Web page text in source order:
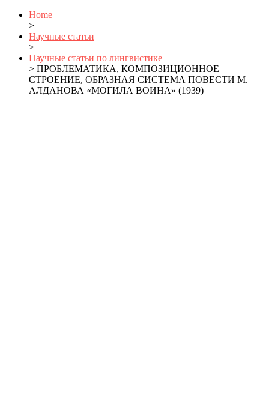
Home
>
Научные статьи
>
Научные статьи по лингвистике
> ПРОБЛЕМАТИКА, КОМПОЗИЦИОННОЕ
СТРОЕНИЕ, ОБРАЗНАЯ СИСТЕМА ПОВЕСТИ М.
АЛДАНОВА «МОГИЛА ВОИНА» (1939)